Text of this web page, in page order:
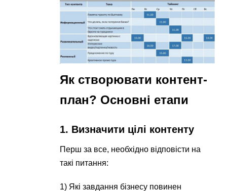
Як створювати контент-
план? Основні етапи
1. Визначити цілі контенту
Перш за все, необхідно відповісти на
такі питання:
1) Які завдання бізнесу повинен